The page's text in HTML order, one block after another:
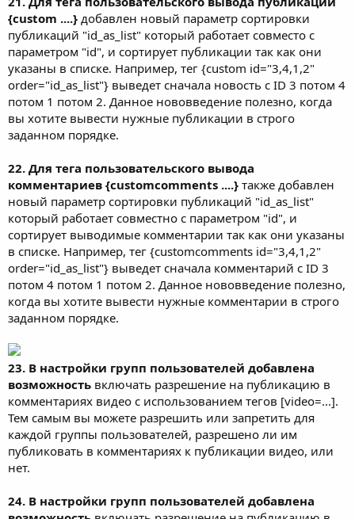
{custom ....} добавлен новый параметр сортировки
публикаций "id_as_list" который работает совместо с
параметром "id", и сортирует публикации так как они
указаны в списке. Например, тег {custom id="3,4,1,2"
order="id_as_list"} выведет сначала новость c ID 3 потом 4
потом 1 потом 2. Данное нововведение полезно, когда
вы хотите вывести нужные публикации в строго
заданном порядке.
22. Для тега пользовательского вывода
комментариев {customcomments ....} также добавлен
новый параметр сортировки публикаций "id_as_list"
который работает совместно с параметром "id", и
сортирует выводимые комментарии так как они указаны
в списке. Например, тег {customcomments id="3,4,1,2"
order="id_as_list"} выведет сначала комментарий с ID 3
потом 4 потом 1 потом 2. Данное нововведение полезно,
когда вы хотите вывести нужные комментарии в строго
заданном порядке.
23. В настройки групп пользователей добавлена
возможность включать разрешение на публикацию в
комментариях видео с использованием тегов [vidео=...].
Тем самым вы можете разрешить или запретить для
каждой группы пользователей, разрешено ли им
публиковать в комментариях к публикации видео, или
нет.
24. В настройки групп пользователей добавлена